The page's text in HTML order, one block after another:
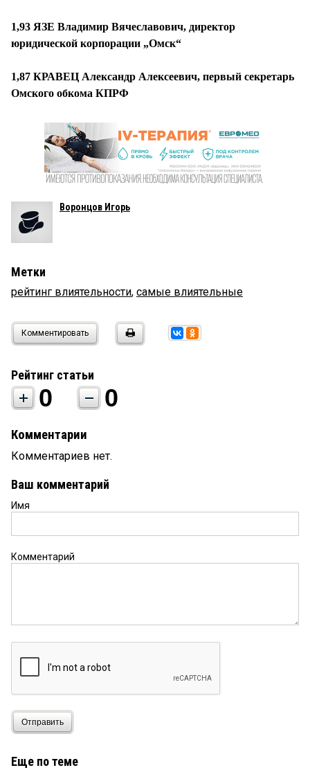
1,93 ЯЗЕ Владимир Вячеславович, директор
юридической корпорации „Омск“
1,87 КРАВЕЦ Александр Алексеевич, первый секретарь
Омского обкома КПРФ
Воронцов Игорь
Метки
рейтинг влиятельности, самые влиятельные
Комментировать
Рейтинг статьи
0 0
Комментарии
Комментариев нет.
Ваш комментарий
Имя
Комментарий
Отправить
Еще по теме